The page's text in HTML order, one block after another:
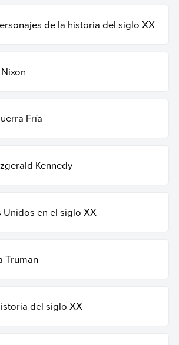
de la historia del siglo XX
Fría
Kennedy
Unidos en el siglo XX
Truman
del siglo XX